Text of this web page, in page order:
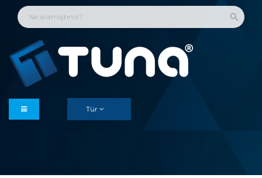
Tür
Kurumsal
Çözümler